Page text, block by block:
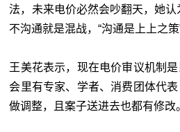
法，未来电价必然会吵翻天，她认
不沟通就是混战，“沟通是上上之策”
王美花表示，现在电价审议机制
会里有专家、学者、消费团体代
做调整，且案子送进去也都有修改